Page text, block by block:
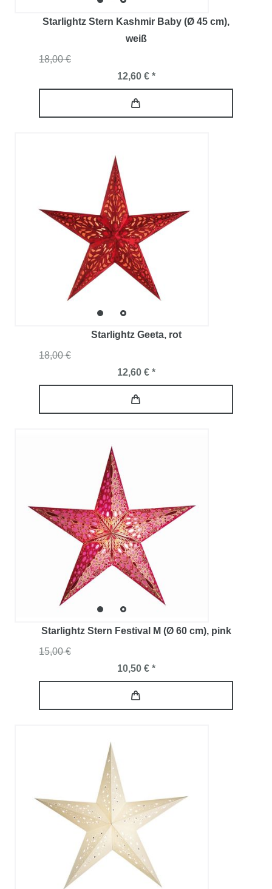
Starlightz Stern Kashmir Baby (Ø 45 cm),
weiß
18,00 €
12,60 € *
Starlightz Geeta, rot
18,00 €
12,60 € *
Starlightz Stern Festival M (Ø 60 cm), pink
15,00 €
10,50 € *